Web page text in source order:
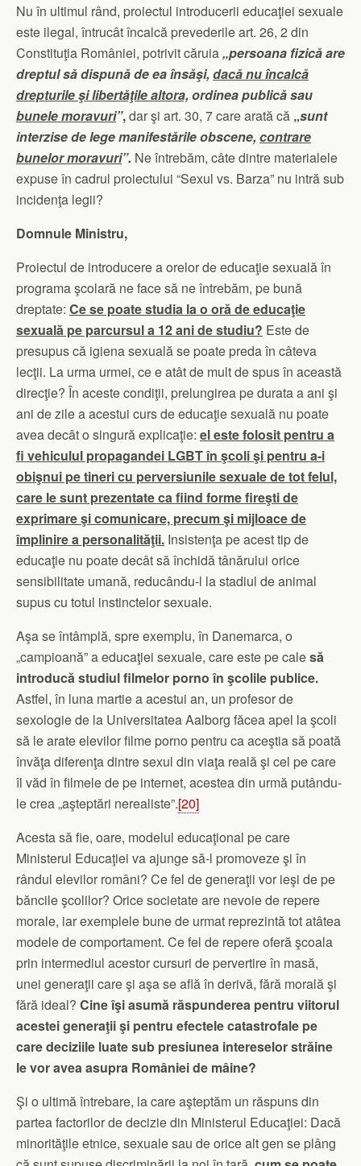
Nu în ultimul rând, proiectul introducerii educaţiei sexuale
este ilegal, întrucât încalcă prevederile art. 26, 2 din
Constituţia României, potrivit căruia„persoana fizică are
dreptul să dispună de ea însăşi, dacă nu încalcă
drepturile şi libertăţile altora, ordinea publică sau
bunele moravuri”,dar şi art. 30, 7 care arată că „sunt
interzise de lege manifestările obscene, contrare
bunelor moravuri”. Ne întrebăm, câte dintre materialele
expuse în cadrul proiectului “Sexul vs. Barza” nu intră sub
incidenţa legii?
Domnule Ministru,
Proiectul de introducere a orelor de educaţie sexuală în
programa şcolară ne face să ne întrebăm, pe bună
dreptate: Ce se poate studia la o oră de educaţie
sexuală pe parcursul a 12 ani de studiu? Este de
presupus că igiena sexuală se poate preda în câteva
lecţii. La urma urmei, ce e atât de mult de spus în această
direcţie? În aceste condiţii, prelungirea pe durata a ani şi
ani de zile a acestui curs de educaţie sexuală nu poate
avea decât o singură explicaţie: el este folosit pentru a
fi vehiculul propagandei LGBT în şcoli şi pentru a-i
obişnui pe tineri cu perversiunile sexuale de tot felul,
care le sunt prezentate ca fiind forme fireşti de
exprimare şi comunicare, precum şi mijloace de
împlinire a personalităţii. Insistenţa pe acest tip de
educaţie nu poate decât să închidă tânărului orice
sensibilitate umană, reducându-l la stadiul de animal
supus cu totul instinctelor sexuale.
Aşa se întâmplă, spre exemplu, în Danemarca, o
„campioană” a educaţiei sexuale, care este pe calesă
introducă studiul filmelor porno în şcolile publice.
Astfel, în luna martie a acestui an, un profesor de
sexologie de la Universitatea Aalborg făcea apel la şcoli
să le arate elevilor filme porno pentru ca aceştia să poată
învăţa diferenţa dintre sexul din viaţa reală şi cel pe care
îl văd în filmele de pe internet, acestea din urmă putându-
le crea „aşteptări nerealiste”.[20]
Acesta să fie, oare, modelul educaţional pe care
Ministerul Educaţiei va ajunge să-l promoveze şi în
rândul elevilor români? Ce fel de generaţii vor ieşi de pe
băncile şcolilor? Orice societate are nevoie de repere
morale, iar exemplele bune de urmat reprezintă tot atâtea
modele de comportament. Ce fel de repere oferă şcoala
prin intermediul acestor cursuri de pervertire în masă,
unei generaţii care şi aşa se află în derivă, fără morală şi
fără ideal? Cine îşi asumă răspunderea pentru viitorul
acestei generaţii şi pentru efectele catastrofale pe
care deciziile luate sub presiunea intereselor străine
le vor avea asupra României de mâine?
Şi o ultimă întrebare, la care aşteptăm un răspuns din
partea factorilor de decizie din Ministerul Educaţiei: Dacă
minorităţile etnice, sexuale sau de orice alt gen se plâng